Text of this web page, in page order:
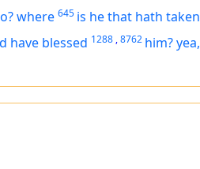
where 645 is he that hath taken
have blessed 1288 ,8762 him? yea,